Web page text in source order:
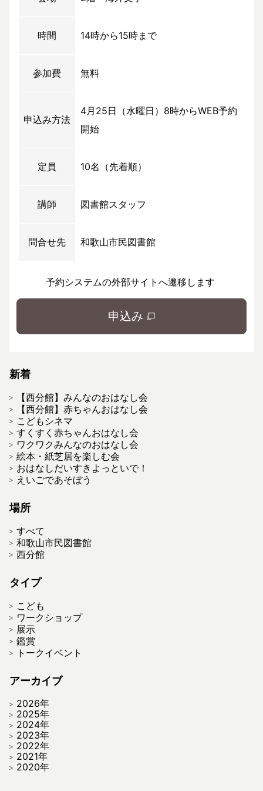
時間 14時から15時まで
参加費 無料
申込み方法
4月25日（水曜日）8時からWEB予約
開始
定員 10名（先着順）
講師 図書館スタッフ
問合せ先 和歌山市民図書館
予約システムの外部サイトへ遷移します
申込み
新着
【西分館】みんなのおはなし会
【西分館】赤ちゃんおはなし会
こどもシネマ
すくすく赤ちゃんおはなし会
ワクワクみんなのおはなし会
絵本・紙芝居を楽しむ会
おはなしだいすきよっといで！
えいごであそぼう
場所
すべて
和歌山市民図書館
西分館
タイプ
こども
ワークショップ
展示
鑑賞
トークイベント
アーカイブ
2026年
2025年
2024年
2023年
2022年
2021年
2020年